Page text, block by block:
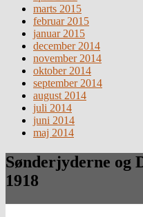
marts 2015
februar 2015
januar 2015
december 2014
november 2014
oktober 2014
september 2014
august 2014
juli 2014
juni 2014
maj 2014
Sønderjyderne og
1918